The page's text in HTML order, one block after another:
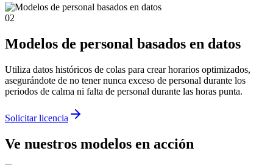
02
Modelos de personal basados en datos
Utiliza datos históricos de colas para crear horarios optimizados,
asegurándote de no tener nunca exceso de personal durante los
periodos de calma ni falta de personal durante las horas punta.
Solicitar licencia
Ve nuestros modelos en acción